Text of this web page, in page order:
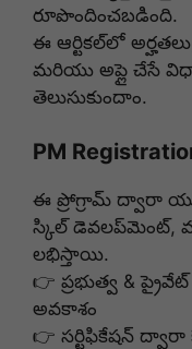
రూపొందించబడింది.
ఈ ఆర్టికల్‌లో
మరియు అప్లై చేసే
తెలుసుకుందాం.
PM
ఈ ప్రోగ్రామ్‌ ద్వారా
స్కిల్ డెవలప్‌మెంట్,
లభిస్తాయి.
👉 ప్రభుత్వ &
అవకాశం
👉 సర్టిఫికేషన్ ద్వారా